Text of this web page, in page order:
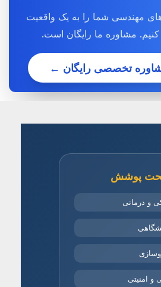
مهندسی شما را به یک واقعیت
کنیم. مشاوره ما رایگان است.
تخصصی رایگان ←
تحت پوشش
و درمانی
و امنیتی